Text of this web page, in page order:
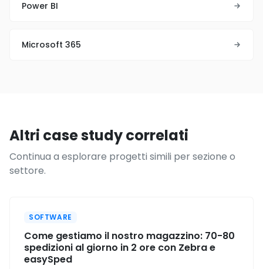
Power BI
Microsoft 365
Altri case study correlati
Continua a esplorare progetti simili per sezione o
settore.
SOFTWARE
Come gestiamo il nostro magazzino: 70-80
spedizioni al giorno in 2 ore con Zebra e
easySped